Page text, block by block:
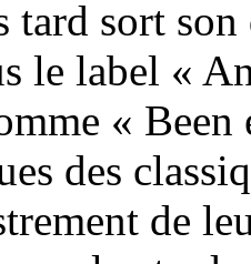
tard sort
le label «
«
des
de